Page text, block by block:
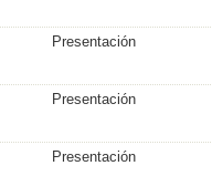
Presentación
Presentación
Presentación